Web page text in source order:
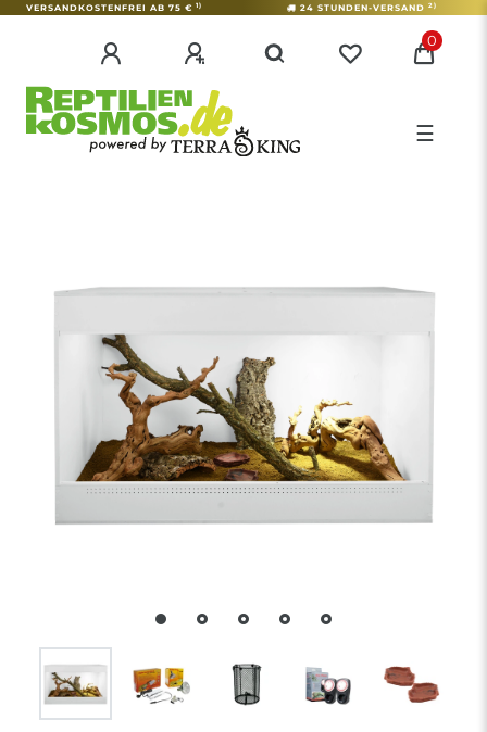
VERSANDKOSTENFREI AB 75 € 1) 24 STUNDEN-VERSAND 2)
0
☰